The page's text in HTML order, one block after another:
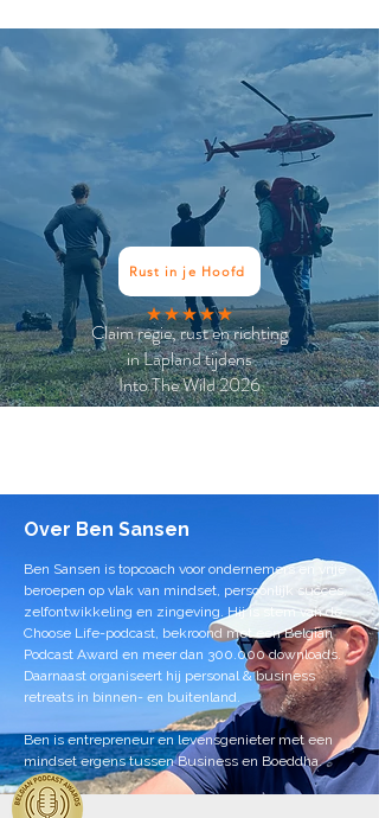
Rust in je Hoofd
Claim regie, rust en richting
in Lapland tijdens
Into The Wild 2026
Over Ben Sansen
Ben Sansen is topcoach voor ondernemers en vrije
beroepen op vlak van mindset, persoonlijk succes,
zelfontwikkeling en zingeving. Hij is stem van de
Choose Life-podcast, bekroond met een Belgian
Podcast Award en meer dan 300.000 downloads.
Daarnaast organiseert hij personal & business
retreats in binnen- en buitenland.
Ben is entrepreneur en levensgenieter met een
mindset ergens tussen Business en Boeddha.